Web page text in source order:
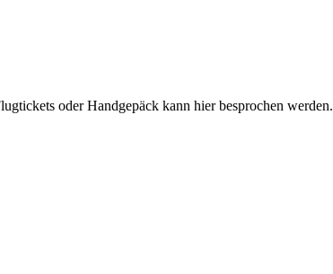
oder Handgepäck kann hier besprochen werden.